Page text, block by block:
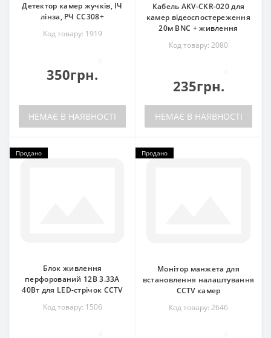
Детектор камер жучків, ІЧ
лінза, РЧ CC308+
Код товару: 1919
350грн.
НЕМАЄ В НАЯВНОСТІ
Кабель AKV-CKR-020 для
камер відеоспостереження
20м BNC + живлення
Код товару: 2080
235грн.
НЕМАЄ В НАЯВНОСТІ
Продано
Блок живлення
перфорований 12В 3.33А
40Вт для LED-стрічок CCTV
Код товару: 1506
Продано
Монітор манжета для
встановлення налаштування
CCTV камер
Код товару: 2646